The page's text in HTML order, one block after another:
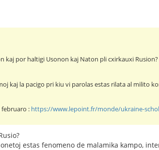
kaj por haltigi Usonon kaj Naton pli cxirkauxi Rusion?
kaj la pacigo pri kiu vi parolas estas rilata al milito
februaro : https://www.lepoint.fr/monde/ukraine-
estas fenomeno de malamika kampo,